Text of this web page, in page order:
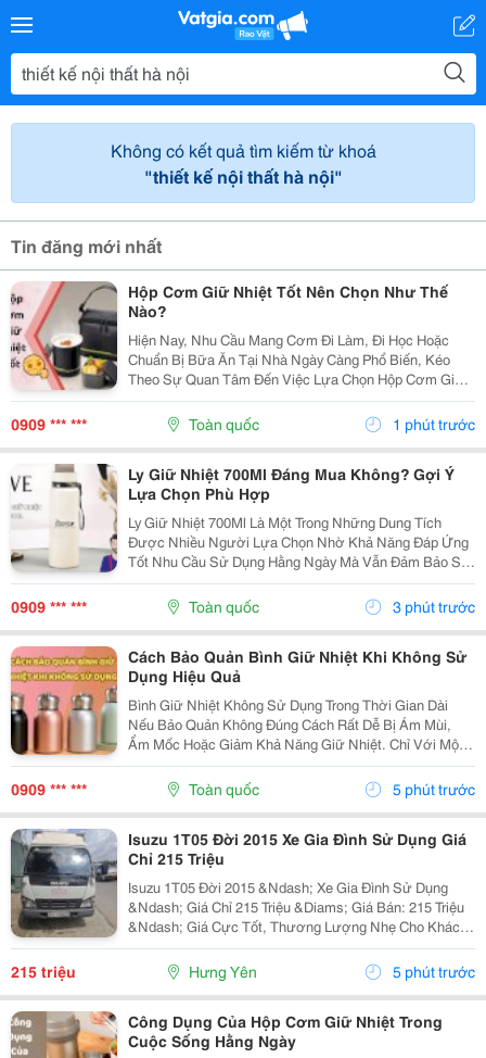
Không có kết quả tìm kiếm từ khoá
"thiết kế nội thất hà nội"
Tin đăng mới nhất
Hộp Cơm Giữ Nhiệt Tốt Nên Chọn Như Thế
Nào?
Hiện Nay, Nhu Cầu Mang Cơm Đi Làm, Đi Học Hoặc
Chuẩn Bị Bữa Ăn Tại Nhà Ngày Càng Phổ Biến, Kéo
Theo Sự Quan Tâm Đến Việc Lựa Chọn Hộp Cơm Giữ
Nhiệt Tốt . Một Sản Phẩm Phù Hợp Không Chỉ Giúp Giữ
Món Ăn Thơm Ngon Mà Còn Mang Lại Sự Tiện Lợi Và
An Tâm...
0909 *** *** Toàn quốc 1 phút trước
Ly Giữ Nhiệt 700Ml Đáng Mua Không? Gợi Ý
Lựa Chọn Phù Hợp
Ly Giữ Nhiệt 700Ml Là Một Trong Những Dung Tích
Được Nhiều Người Lựa Chọn Nhờ Khả Năng Đáp Ứng
Tốt Nhu Cầu Sử Dụng Hằng Ngày Mà Vẫn Đảm Bảo Sự
Gọn Gàng Khi Mang Theo. Hãy Cùng Cozycup Tìm Hiểu
Ngay Trong Bài Viết Dưới Đây. 1. Vì Sao Ly Giữ Nhiệt...
0909 *** *** Toàn quốc 3 phút trước
Cách Bảo Quản Bình Giữ Nhiệt Khi Không Sử
Dụng Hiệu Quả
Bình Giữ Nhiệt Không Sử Dụng Trong Thời Gian Dài
Nếu Bảo Quản Không Đúng Cách Rất Dễ Bị Ám Mùi,
Ẩm Mốc Hoặc Giảm Khả Năng Giữ Nhiệt. Chỉ Với Một
Vài Lưu Ý Đơn Giản, Bạn Có Thể Giữ Bình Luôn Sạch
Sẽ Và Bền Đẹp Như Mới. Cùng Tìm Hiểu Các Cách Bảo
Quản...
0909 *** *** Toàn quốc 5 phút trước
Isuzu 1T05 Đời 2015 Xe Gia Đình Sử Dụng Giá
Chỉ 215 Triệu
Isuzu 1T05 Đời 2015 &Ndash; Xe Gia Đình Sử Dụng
&Ndash; Giá Chỉ 215 Triệu &Diams; Giá Bán: 215 Triệu
&Ndash; Giá Cực Tốt, Thương Lượng Nhẹ Cho Khách
Thiện Chí! &Diams; Thông Tin Xe &Diams; Hãng Xe:
Isuzu &Diams; Đời: 2015 &Diams; Tải Trọng: 1 Tấn
215 triệu Hưng Yên 5 phút trước
Công Dụng Của Hộp Cơm Giữ Nhiệt Trong
Cuộc Sống Hằng Ngày